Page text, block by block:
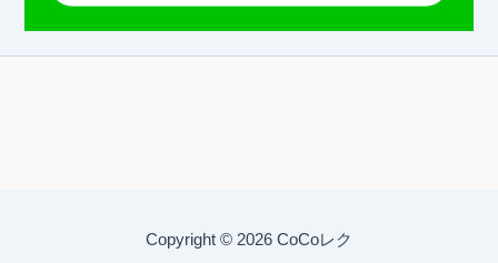
Copyright © 2026 CoCoレク